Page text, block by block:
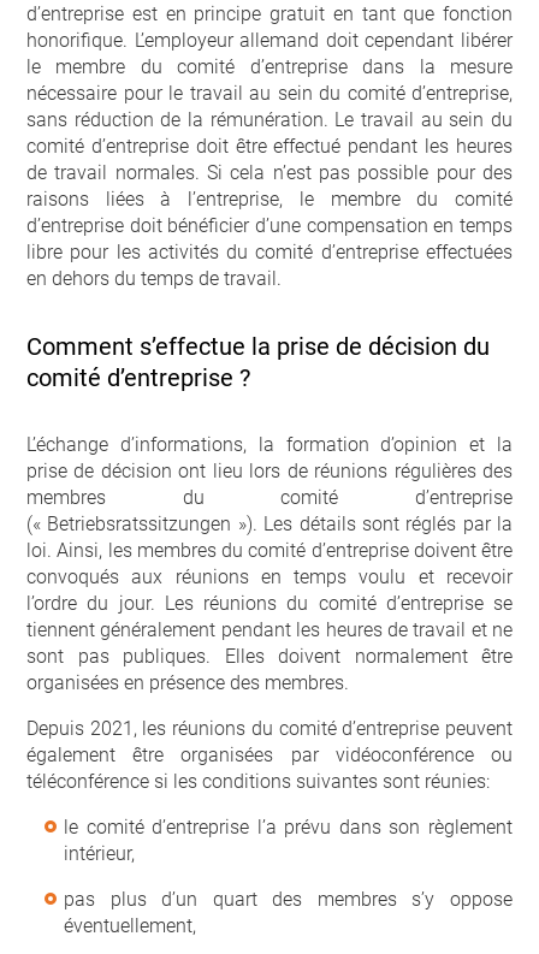
d’entreprise est en principe gratuit en tant que fonction
honorifique. L’employeur allemand doit cependant libérer
le membre du comité d’entreprise dans la mesure
nécessaire pour le travail au sein du comité d’entreprise,
sans réduction de la rémunération. Le travail au sein du
comité d’entreprise doit être effectué pendant les heures
de travail normales. Si cela n’est pas possible pour des
raisons liées à l’entreprise, le membre du comité
d’entreprise doit bénéficier d’une compensation en temps
libre pour les activités du comité d’entreprise effectuées
en dehors du temps de travail.
Comment s’effectue la prise de décision du
comité d’entreprise ?
L’échange d’informations, la formation d’opinion et la
prise de décision ont lieu lors de réunions régulières des
membres du comité d’entreprise
(« Betriebsratssitzungen »). Les détails sont réglés par la
loi. Ainsi, les membres du comité d’entreprise doivent être
convoqués aux réunions en temps voulu et recevoir
l’ordre du jour. Les réunions du comité d’entreprise se
tiennent généralement pendant les heures de travail et ne
sont pas publiques. Elles doivent normalement être
organisées en présence des membres.
Depuis 2021, les réunions du comité d’entreprise peuvent
également être organisées par vidéoconférence ou
téléconférence si les conditions suivantes sont réunies:
le comité d’entreprise l’a prévu dans son règlement
intérieur,
pas plus d’un quart des membres s’y oppose
éventuellement,